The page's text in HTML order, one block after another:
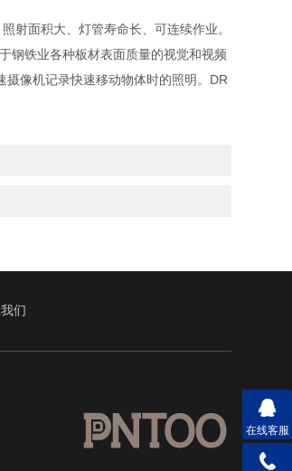
射面积大、灯管寿命长、可连续作业。
钢铁业各种板材表面质量的视觉和视频
像机记录快速移动物体时的照明。DR
们
在线客服